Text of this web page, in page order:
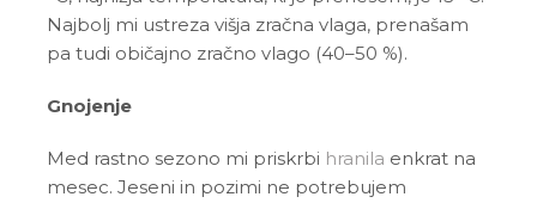
Najbolj mi ustreza višja zračna vlaga, prenašam
pa tudi običajno zračno vlago (40–50 %).
Gnojenje
Med rastno sezono mi priskrbi hranila enkrat na
mesec. Jeseni in pozimi ne potrebujem